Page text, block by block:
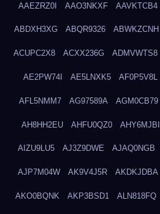
AAEZRZ0I AAO3NKXF AAVKTCB4
ABDXH3XG ABQR9326 ABWKZCNH
ACUPC2X8 ACXX236G ADMVWTS8
AE2PW74I AE5LNXK5 AF0P5V8L
AFL5NMM7 AG97589A AGM0CB79
AH8HH2EU AHFU0QZ0 AHY6MJBI
AIZU9LU5 AJ3Z9DWE AJAQ0NGB
AJP7M04W AK9V4J5R AKDKJDBA
AKO0BQNK AKP3BSD1 ALN818FQ